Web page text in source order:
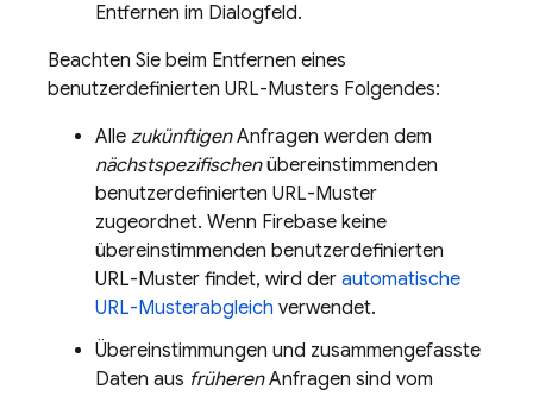
Entfernen im Dialogfeld.
Beachten Sie beim Entfernen eines
benutzerdefinierten URL-Musters Folgendes:
Alle zukünftigenAnfragen werden dem
nächstspezifischenübereinstimmenden
benutzerdefinierten URL-Muster
zugeordnet. Wenn Firebase keine
übereinstimmenden benutzerdefinierten
URL-Muster findet, wird der automatische
URL-Musterabgleich verwendet.
Übereinstimmungen und zusammengefasste
Daten aus früherenAnfragen sind vom